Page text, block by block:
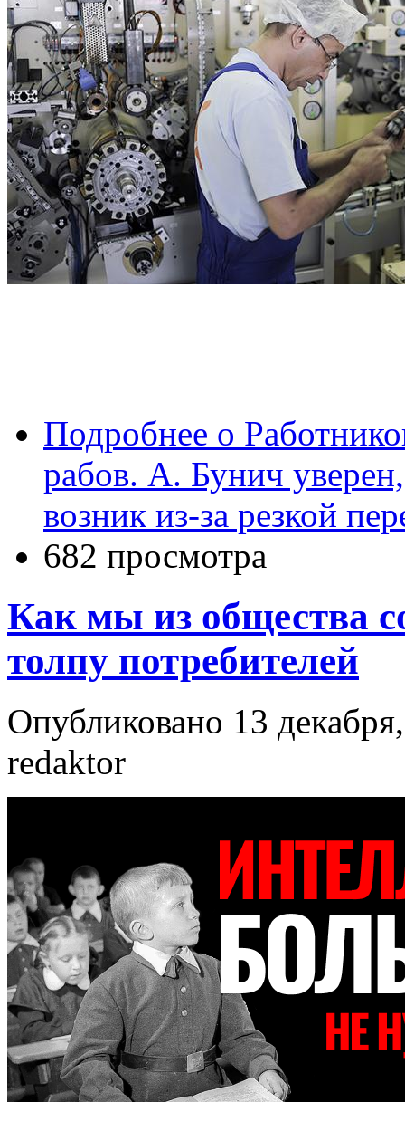
Подробнее о
рабов. А. Бунич
возник из-за резкой
682 просмотра
Как мы из общества
толпу потребителей
Опубликовано 13
redaktor